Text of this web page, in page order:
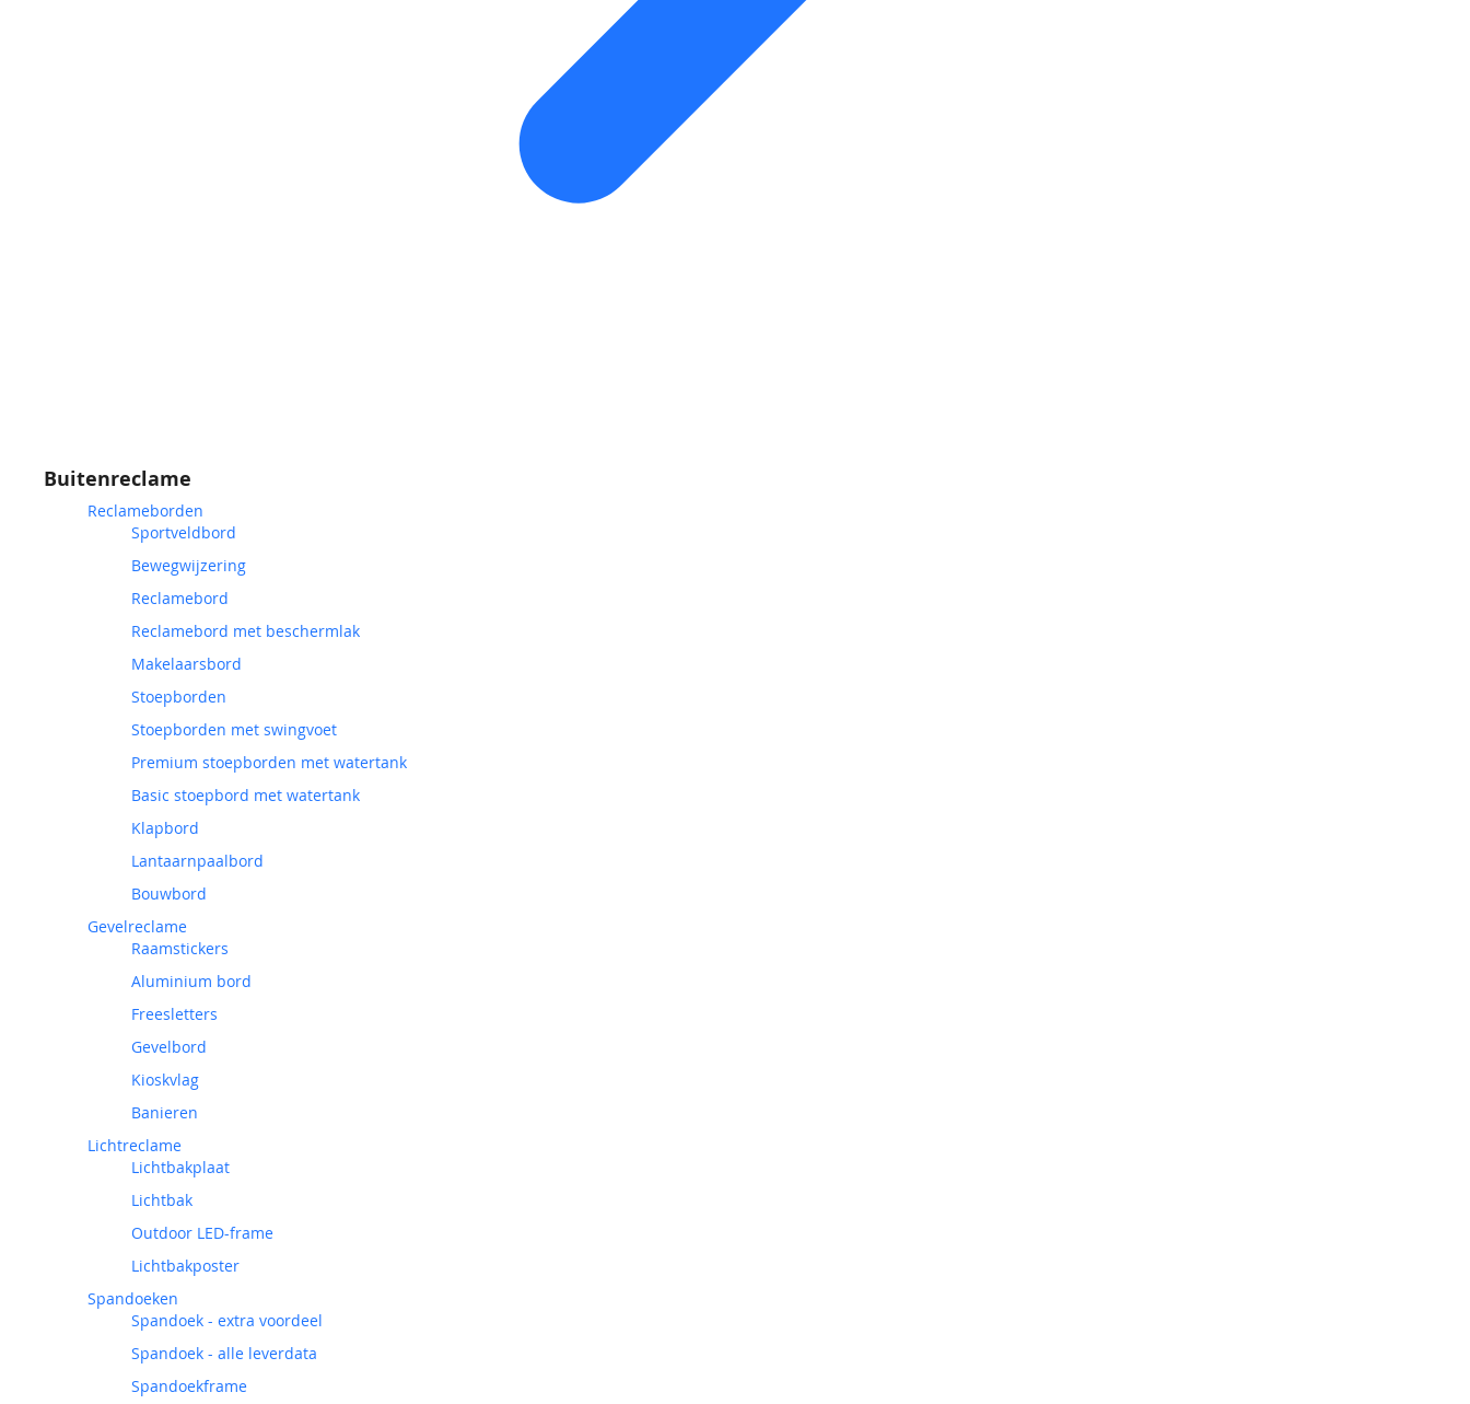
Buitenreclame
Reclameborden
Sportveldbord
Bewegwijzering
Reclamebord
Reclamebord met beschermlak
Makelaarsbord
Stoepborden
Stoepborden met swingvoet
Premium stoepborden met watertank
Basic stoepbord met watertank
Klapbord
Lantaarnpaalbord
Bouwbord
Gevelreclame
Raamstickers
Aluminium bord
Freesletters
Gevelbord
Kioskvlag
Banieren
Lichtreclame
Lichtbakplaat
Lichtbak
Outdoor LED-frame
Lichtbakposter
Spandoeken
Spandoek - extra voordeel
Spandoek - alle leverdata
Spandoekframe